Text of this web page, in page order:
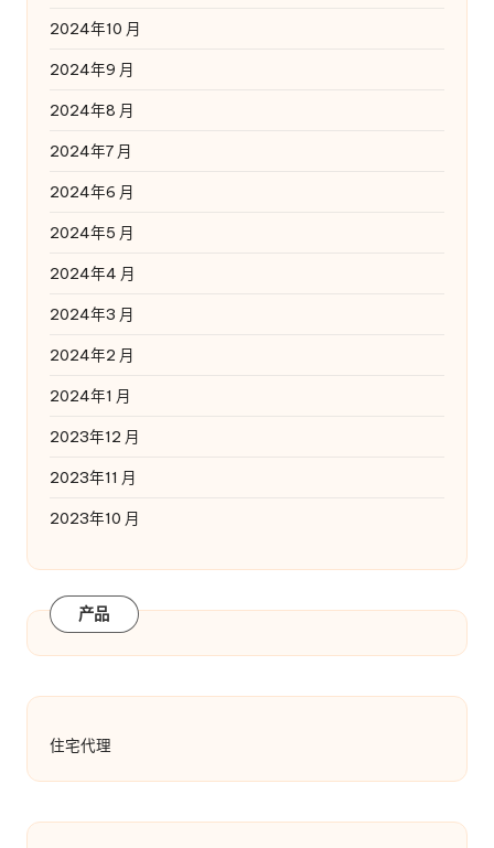
2024年10 月
2024年9 月
2024年8 月
2024年7 月
2024年6 月
2024年5 月
2024年4 月
2024年3 月
2024年2 月
2024年1 月
2023年12 月
2023年11 月
2023年10 月
产品
住宅代理